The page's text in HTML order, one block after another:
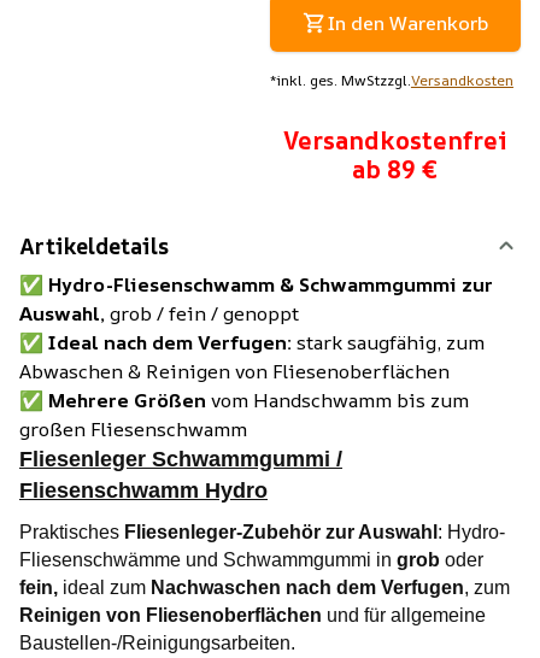
In den Warenkorb
*inkl. ges. MwStzzgl.Versandkosten
Versandkostenfrei
ab 89 €
Artikeldetails
✅ Hydro-Fliesenschwamm & Schwammgummi zur
Auswahl,grob / fein / genoppt
✅ Ideal nach dem Verfugen: stark saugfähig, zum
Abwaschen & Reinigen von Fliesenoberflächen
✅ Mehrere Größenvom Handschwamm bis zum
großen Fliesenschwamm
Fliesenleger Schwammgummi /
Fliesenschwamm Hydro
Praktisches Fliesenleger-Zubehör zur Auswahl : Hydro-
Fliesenschwämme und Schwammgummi in grob oder
fein, ideal zum Nachwaschen nach dem Verfugen, zum
Reinigen von Fliesenoberflächen und für allgemeine
Baustellen-/Reinigungsarbeiten.